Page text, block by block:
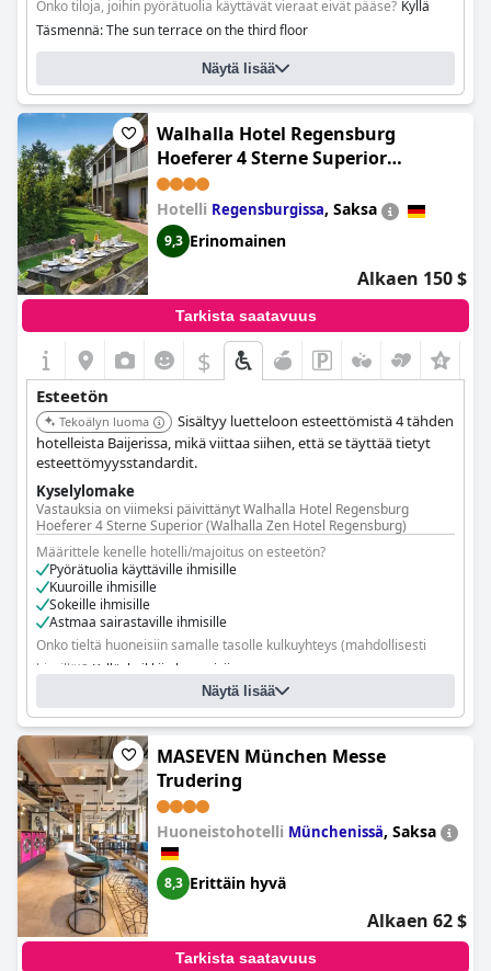
Onko tiloja, joihin pyörätuolia käyttävät vieraat eivät pääse? Kyllä
Täsmennä: The sun terrace on the third floor
Näytä lisää
Walhalla Hotel Regensburg
Hoeferer 4 Sterne Superior
(Walhalla Zen Hotel Regensburg)
Hotelli Regensburgissa, Saksa
9,3 Erinomainen
Alkaen 150 $
Tarkista saatavuus
$
Esteetön
Tekoälyn luoma
Sisältyy luetteloon esteettömistä 4 tähden
hotelleista Baijerissa, mikä viittaa siihen, että se täyttää tietyt
esteettömyysstandardit.
Kyselylomake
Vastauksia on viimeksi päivittänyt Walhalla Hotel Regensburg
Hoeferer 4 Sterne Superior (Walhalla Zen Hotel Regensburg)
Määrittele kenelle hotelli/majoitus on esteetön?
Pyörätuolia käyttäville ihmisille
Kuuroille ihmisille
Sokeille ihmisille
Astmaa sairastaville ihmisille
Onko tieltä huoneisiin samalle tasolle kulkuyhteys (mahdollisesti
hissillä)? Kyllä, kaikkiin huoneisiin
Onko tiloja, joihin pyörätuolia käyttävät vieraat eivät pääse?
Näytä lisää
MASEVEN München Messe
Trudering
Huoneistohotelli Münchenissä, Saksa
8,3 Erittäin hyvä
Alkaen 62 $
Tarkista saatavuus